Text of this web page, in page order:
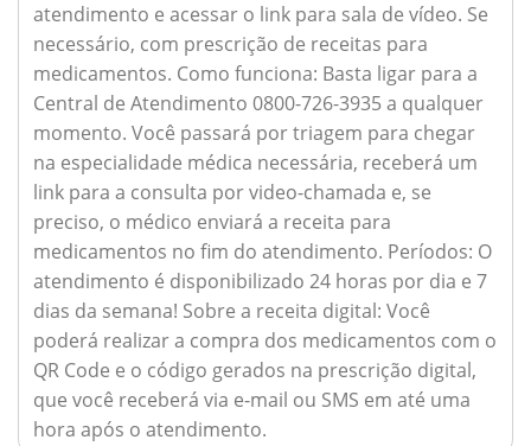
atendimento e acessar o link para sala de vídeo. Se
necessário, com prescrição de receitas para
medicamentos. Como funciona: Basta ligar para a
Central de Atendimento 0800-726-3935 a qualquer
momento. Você passará por triagem para chegar
na especialidade médica necessária, receberá um
link para a consulta por video-chamada e, se
preciso, o médico enviará a receita para
medicamentos no fim do atendimento. Períodos: O
atendimento é disponibilizado 24 horas por dia e 7
dias da semana! Sobre a receita digital: Você
poderá realizar a compra dos medicamentos com o
QR Code e o código gerados na prescrição digital,
que você receberá via e-mail ou SMS em até uma
hora após o atendimento.